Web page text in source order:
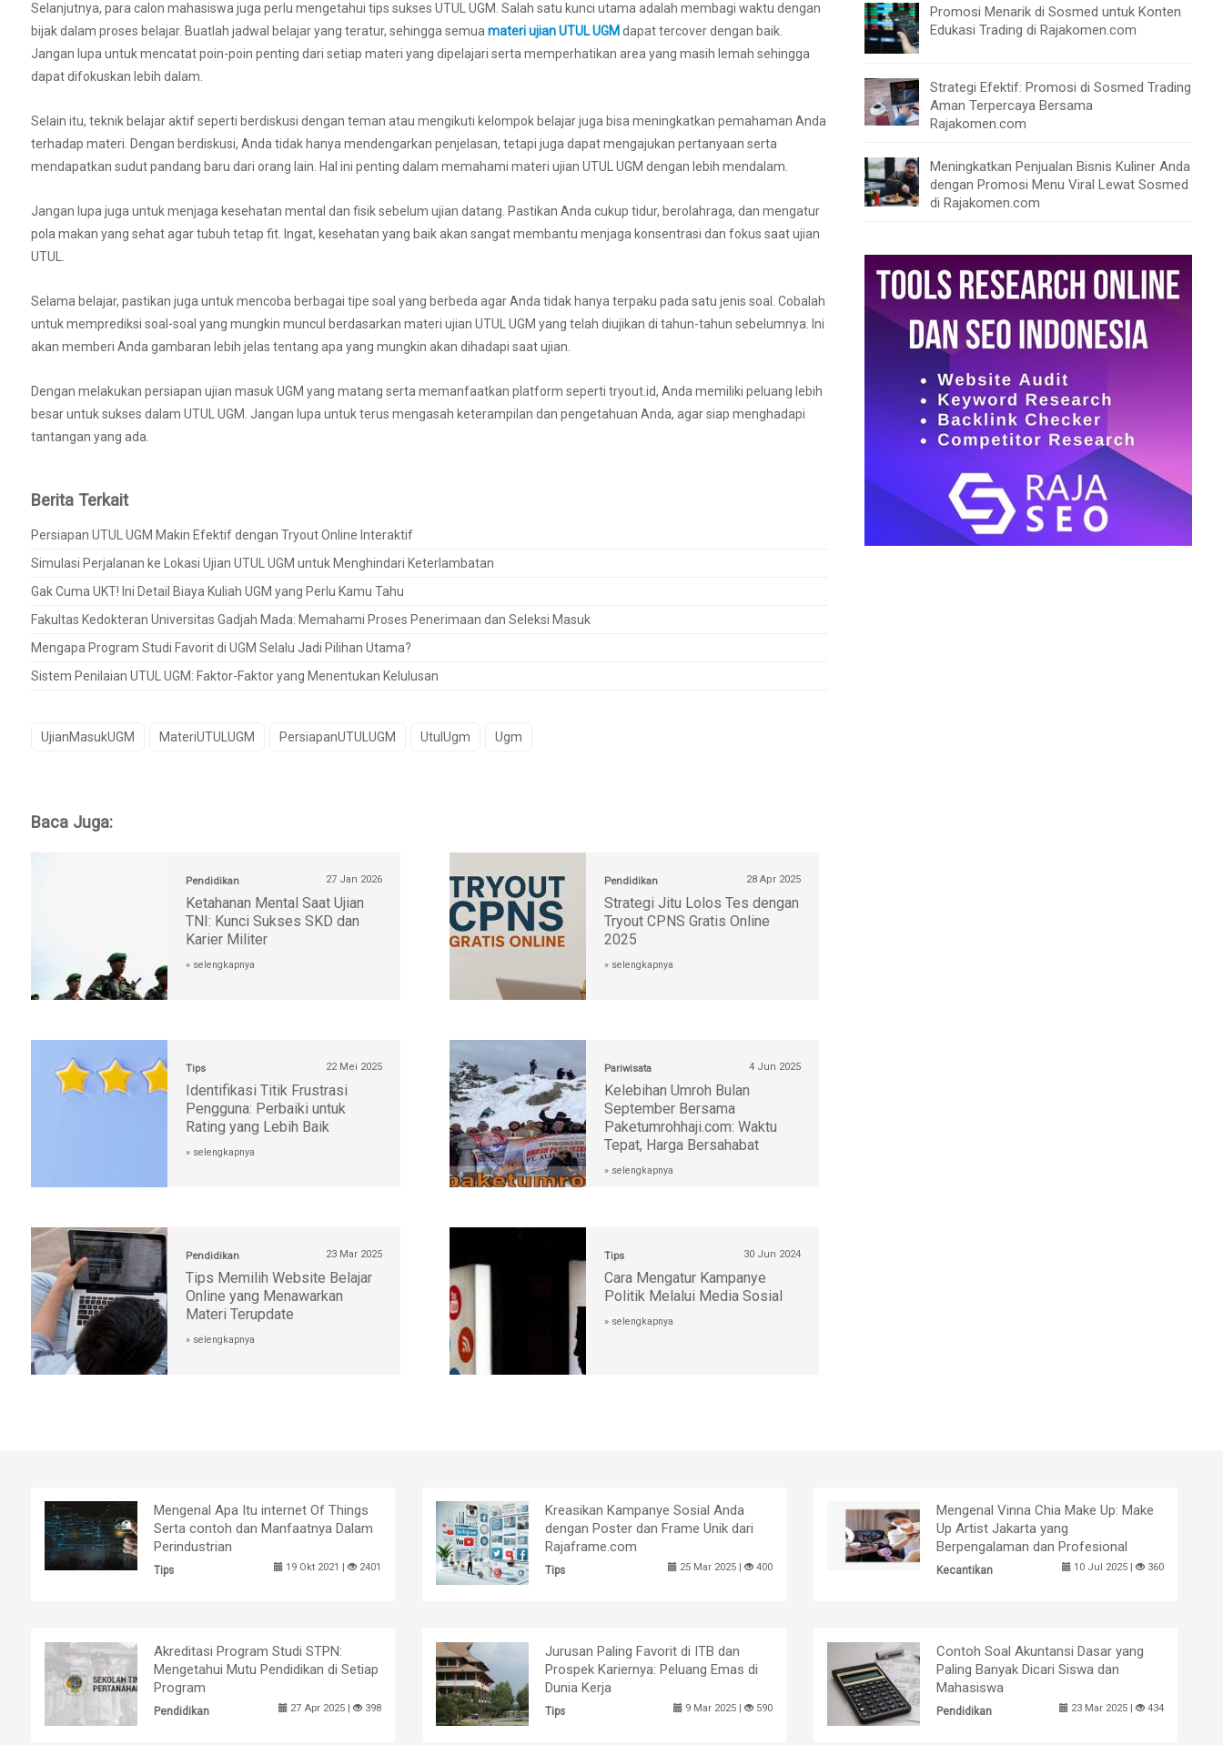
Selanjutnya, para calon mahasiswa juga perlu mengetahui tips sukses UTUL UGM. Salah satu kunci utama adalah membagi waktu dengan
bijak dalam proses belajar. Buatlah jadwal belajar yang teratur, sehingga semuamateri ujian UTUL UGM dapat tercover dengan baik.
Jangan lupa untuk mencatat poin-poin penting dari setiap materi yang dipelajari serta memperhatikan area yang masih lemah sehingga
dapat difokuskan lebih dalam.
Selain itu, teknik belajar aktif seperti berdiskusi dengan teman atau mengikuti kelompok belajar juga bisa meningkatkan pemahaman Anda
terhadap materi. Dengan berdiskusi, Anda tidak hanya mendengarkan penjelasan, tetapi juga dapat mengajukan pertanyaan serta
mendapatkan sudut pandang baru dari orang lain. Hal ini penting dalam memahami materi ujian UTUL UGM dengan lebih mendalam.
Jangan lupa juga untuk menjaga kesehatan mental dan fisik sebelum ujian datang. Pastikan Anda cukup tidur, berolahraga, dan mengatur
pola makan yang sehat agar tubuh tetap fit. Ingat, kesehatan yang baik akan sangat membantu menjaga konsentrasi dan fokus saat ujian
UTUL.
Selama belajar, pastikan juga untuk mencoba berbagai tipe soal yang berbeda agar Anda tidak hanya terpaku pada satu jenis soal. Cobalah
untuk memprediksi soal-soal yang mungkin muncul berdasarkan materi ujian UTUL UGM yang telah diujikan di tahun-tahun sebelumnya. Ini
akan memberi Anda gambaran lebih jelas tentang apa yang mungkin akan dihadapi saat ujian.
Dengan melakukan persiapan ujian masuk UGM yang matang serta memanfaatkan platform seperti tryout.id, Anda memiliki peluang lebih
besar untuk sukses dalam UTUL UGM. Jangan lupa untuk terus mengasah keterampilan dan pengetahuan Anda, agar siap menghadapi
tantangan yang ada.
Berita Terkait
Persiapan UTUL UGM Makin Efektif dengan Tryout Online Interaktif
Simulasi Perjalanan ke Lokasi Ujian UTUL UGM untuk Menghindari Keterlambatan
Gak Cuma UKT! Ini Detail Biaya Kuliah UGM yang Perlu Kamu Tahu
Fakultas Kedokteran Universitas Gadjah Mada: Memahami Proses Penerimaan dan Seleksi Masuk
Mengapa Program Studi Favorit di UGM Selalu Jadi Pilihan Utama?
Sistem Penilaian UTUL UGM: Faktor-Faktor yang Menentukan Kelulusan
UjianMasukUGM MateriUTULUGM PersiapanUTULUGM UtulUgm Ugm
Baca Juga:
Pendidikan 27 Jan 2026
Ketahanan Mental Saat Ujian
TNI: Kunci Sukses SKD dan
Karier Militer
» selengkapnya
Pendidikan 28 Apr 2025
Strategi Jitu Lolos Tes dengan
Tryout CPNS Gratis Online
2025
» selengkapnya
Tips 22 Mei 2025
Identifikasi Titik Frustrasi
Pengguna: Perbaiki untuk
Rating yang Lebih Baik
» selengkapnya
Pariwisata 4 Jun 2025
Kelebihan Umroh Bulan
September Bersama
Paketumrohhaji.com: Waktu
Tepat, Harga Bersahabat
» selengkapnya
Pendidikan 23 Mar 2025
Tips Memilih Website Belajar
Online yang Menawarkan
Materi Terupdate
» selengkapnya
Tips 30 Jun 2024
Cara Mengatur Kampanye
Politik Melalui Media Sosial
» selengkapnya
Promosi Menarik di Sosmed untuk Konten
Edukasi Trading di Rajakomen.com
Strategi Efektif: Promosi di Sosmed Trading
Aman Terpercaya Bersama
Rajakomen.com
Meningkatkan Penjualan Bisnis Kuliner Anda
dengan Promosi Menu Viral Lewat Sosmed
di Rajakomen.com
Mengenal Apa Itu internet Of Things
Serta contoh dan Manfaatnya Dalam
Perindustrian
Tips 19 Okt 2021 | 2401
Kreasikan Kampanye Sosial Anda
dengan Poster dan Frame Unik dari
Rajaframe.com
Tips 25 Mar 2025 | 400
Mengenal Vinna Chia Make Up: Make
Up Artist Jakarta yang
Berpengalaman dan Profesional
Kecantikan 10 Jul 2025 | 360
Akreditasi Program Studi STPN:
Mengetahui Mutu Pendidikan di Setiap
Program
Pendidikan 27 Apr 2025 | 398
Jurusan Paling Favorit di ITB dan
Prospek Kariernya: Peluang Emas di
Dunia Kerja
Tips 9 Mar 2025 | 590
Contoh Soal Akuntansi Dasar yang
Paling Banyak Dicari Siswa dan
Mahasiswa
Pendidikan 23 Mar 2025 | 434